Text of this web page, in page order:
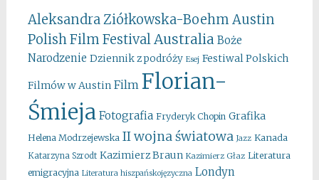
Aleksandra Ziółkowska-Boehm Austin
Polish Film FestivalAustralia Boże
Narodzenie Dziennik z podróży Esej Festiwal Polskich
Filmów w Austin Film Florian-
Śmieja Fotografia Fryderyk Chopin Grafika
Helena Modrzejewska II wojna światowa Jazz Kanada
Katarzyna Szrodt Kazimierz Braun Kazimierz Głaz Literatura
emigracyjna Literatura hiszpańskojęzyczna Londyn